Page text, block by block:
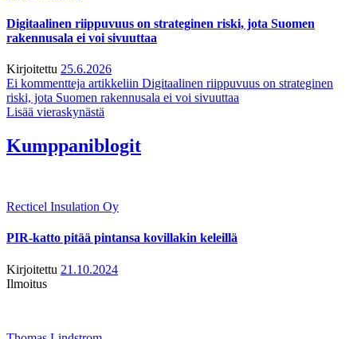
Digitaalinen riippuvuus on strateginen riski, jota Suomen
rakennusala ei voi sivuuttaa
Kirjoitettu 25.6.2026
Ei kommentteja artikkeliin Digitaalinen riippuvuus on strateginen
riski, jota Suomen rakennusala ei voi sivuuttaa
Lisää vieraskynästä
Kumppaniblogit
Recticel Insulation Oy
PIR-katto pitää pintansa kovillakin keleillä
Kirjoitettu 21.10.2024
Ilmoitus